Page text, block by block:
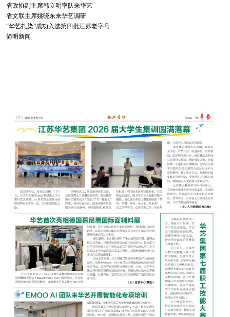
省政协副主席韩立明率队来华艺
省文联主席姚晓东来华艺调研
“华艺扎染”成功入选第四批江苏老字号
简明新闻